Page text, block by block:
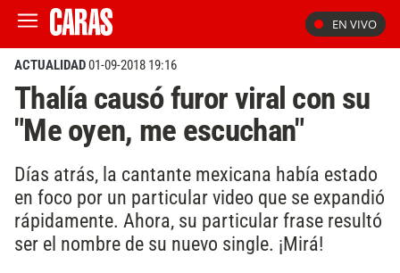
EN VIVO
ACTUALIDAD01-09-2018 19:16
Thalía causó furor viral con su
"Me oyen, me escuchan"
Días atrás, la cantante mexicana había estado
en foco por un particular video que se expandió
rápidamente. Ahora, su particular frase resultó
ser el nombre de su nuevo single. ¡Mirá!